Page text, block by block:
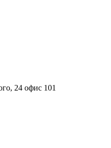
24 офис 101